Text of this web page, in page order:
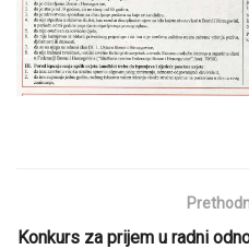
Konkurs za prijem u radni